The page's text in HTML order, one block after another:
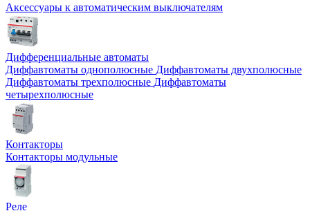
Аксессуары к автоматическим выключателям
Дифференциальные автоматы
Диффавтоматы однополюсные Диффавтоматы двухполюсные
Диффавтоматы трехполюсные Диффавтоматы
четырехполюсные
Контакторы
Контакторы модульные
Реле